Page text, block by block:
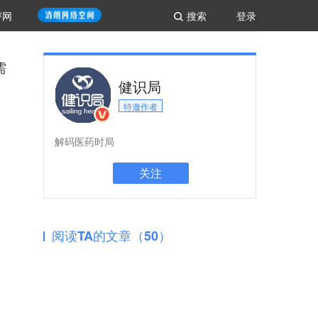
登录
搜索
健识局
特邀作者
解码医药时局
关注
阅读TA的文章（50）